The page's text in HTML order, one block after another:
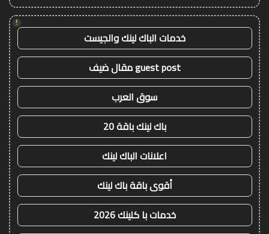
!
خدمات الباك لينك والجيست
guest post مقال ضيف
سوق العرب
باك لينك باقة 20
اعلانات الباك لينك
أقوى باقة باك لينك
خدمات با كلينك 2026